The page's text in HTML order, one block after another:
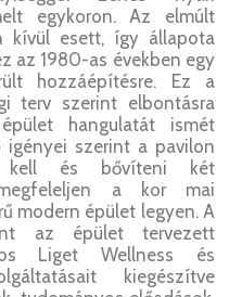
egykoron. Az elmúlt
kívül esett, így állapota
az 1980-as években egy
hozzáépítésre. Ez a
terv szerint elbontásra
hangulatát ismét
igényei szerint a pavilon
kell és bővíteni két
a kor mai
modern épület legyen. A
az épület tervezett
Liget Wellness és
kiegészítve